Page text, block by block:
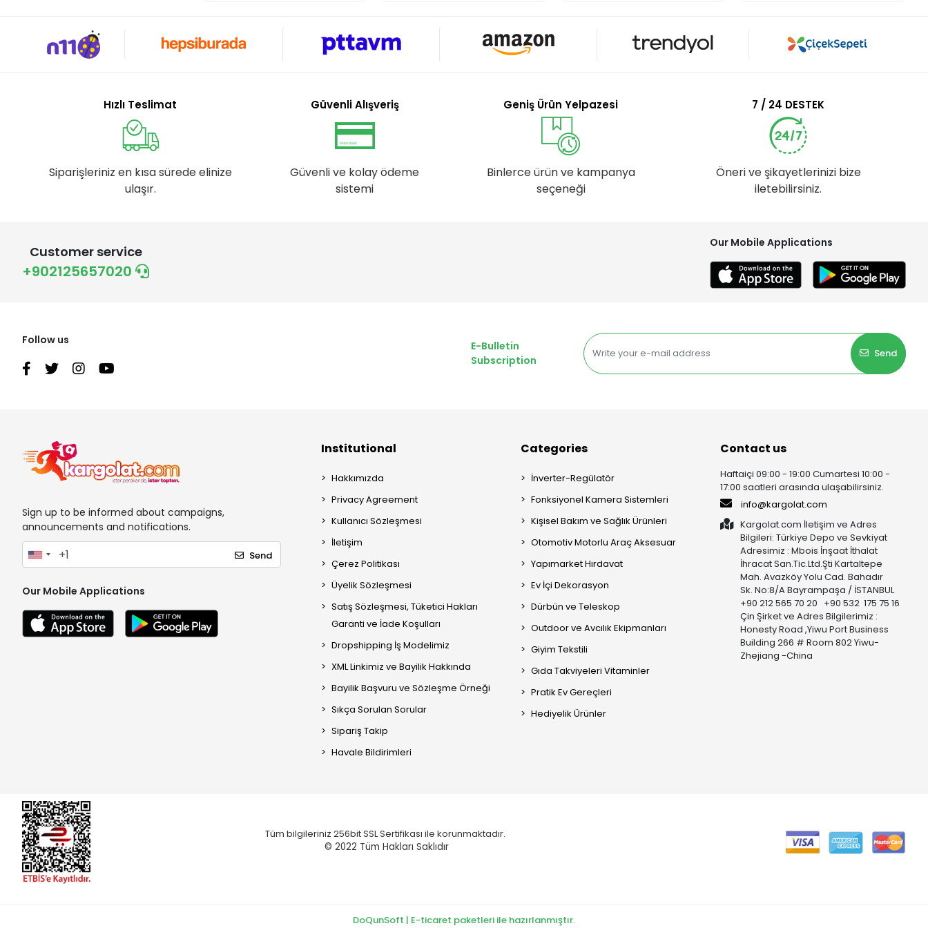
Hızlı Teslimat
Siparişleriniz en kısa sürede elinize
ulaşır.
Güvenli Alışveriş
Güvenli ve kolay ödeme
sistemi
Geniş Ürün Yelpazesi
Binlerce ürün ve kampanya
seçeneği
7 / 24 DESTEK
Öneri ve şikayetlerinizi bize
iletebilirsiniz.
Customer service
+902125657020
Our Mobile Applications
Follow us
E-Bulletin
Subscription
Send
Sign up to be informed about campaigns,
announcements and notifications.
Send
Our Mobile Applications
Institutional
Hakkımızda
Privacy Agreement
Kullanıcı Sözleşmesi
İletişim
Çerez Politikası
Üyelik Sözleşmesi
Satış Sözleşmesi, Tüketici Hakları
Garanti ve İade Koşulları
Dropshipping İş Modelimiz
XML Linkimiz ve Bayilik Hakkında
Bayilik Başvuru ve Sözleşme Örneği
Sıkça Sorulan Sorular
Sipariş Takip
Havale Bildirimleri
Categories
İnverter-Regülatör
Fonksiyonel Kamera Sistemleri
Kişisel Bakım ve Sağlık Ürünleri
Otomotiv Motorlu Araç Aksesuar
Yapımarket Hırdavat
Ev İçi Dekorasyon
Dürbün ve Teleskop
Outdoor ve Avcılık Ekipmanları
Giyim Tekstili
Gıda Takviyeleri Vitaminler
Pratik Ev Gereçleri
Hediyelik Ürünler
Contact us
Haftaiçi 09:00 - 19:00 Cumartesi 10:00 -
17:00 saatleri arasında ulaşabilirsiniz.
info@kargolat.com
Kargolat.com İletişim ve Adres
Bilgileri: Türkiye Depo ve Sevkiyat
Adresimiz : Mbois İnşaat İthalat
İhracat San.Tic.Ltd.Şti Kartaltepe
Mah. Avazköy Yolu Cad. Bahadır
Sk. No:8/A Bayrampaşa / İSTANBUL
+90 212 565 70 20 +90 532 175 75 16
Çin Şirket ve Adres Bilgilerimiz :
Honesty Road ,Yiwu Port Business
Building 266 # Room 802 Yiwu-
Zhejiang -China
Tüm bilgileriniz 256bit SSL Sertifikası ile korunmaktadır.
© 2022 Tüm Hakları Saklıdır
DoQunSoft | E-ticaret paketleri ile hazırlanmıştır.